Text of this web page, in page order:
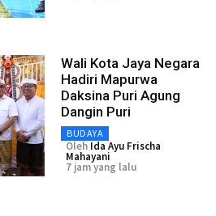
Wali Kota Jaya Negara
Hadiri Mapurwa
Daksina Puri Agung
Dangin Puri
BUDAYA
Oleh Ida Ayu Frischa
Mahayani
7 jam yang lalu